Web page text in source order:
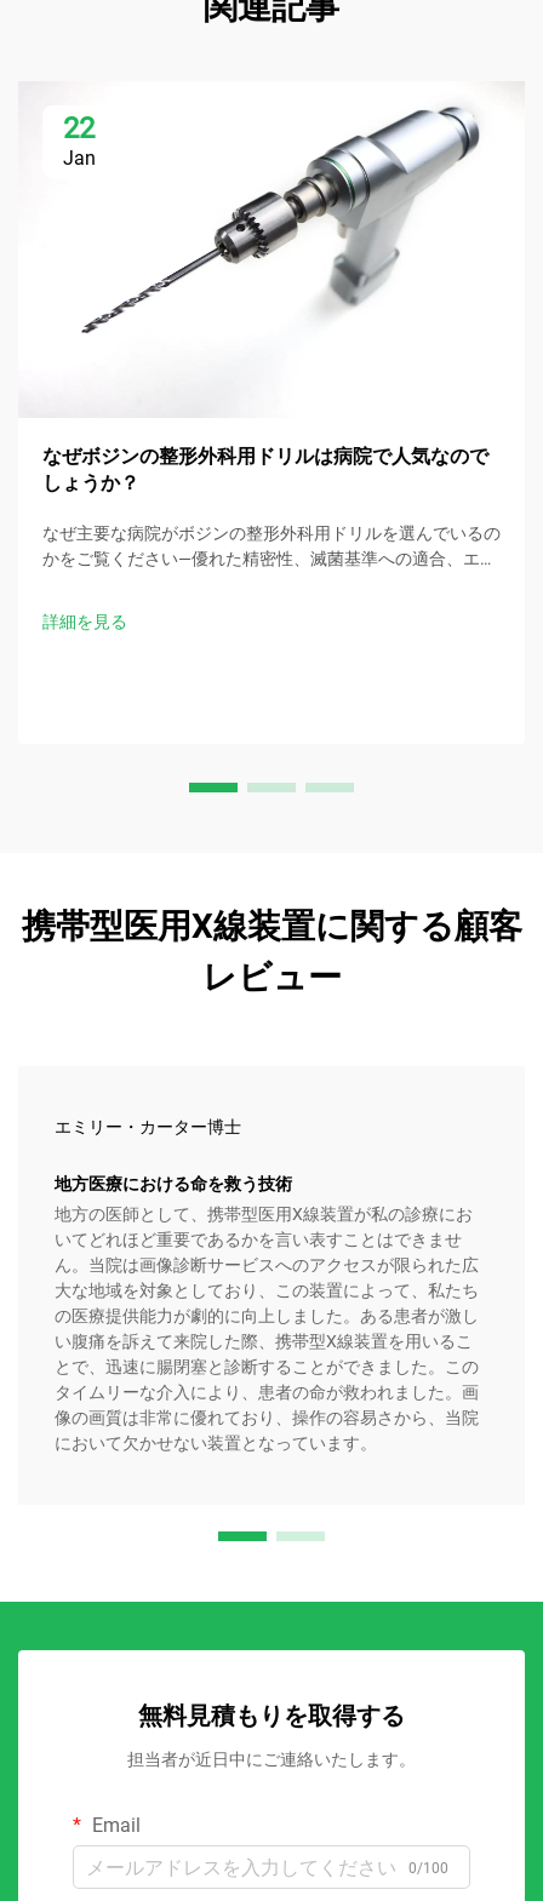
22
Jan
なぜボジンの整形外科用ドリルは病院で人気なので
しょうか？
なぜ主要な病院がボジンの整形外科用ドリルを選んでいるの
かをご覧ください—優れた精密性、滅菌基準への適合、エル
ぐ臨床仕様をお問い合わせください。
詳細を見る
携帯型医用X線装置に関する顧客
レビュー
エミリー・カーター博士
地方医療における命を救う技術
地方の医師として、携帯型医用X線装置が私の診療にお
いてどれほど重要であるかを言い表すことはできませ
ん。当院は画像診断サービスへのアクセスが限られた広
大な地域を対象としており、この装置によって、私たち
の医療提供能力が劇的に向上しました。ある患者が激し
い腹痛を訴えて来院した際、携帯型X線装置を用いるこ
とで、迅速に腸閉塞と診断することができました。この
タイムリーな介入により、患者の命が救われました。画
像の画質は非常に優れており、操作の容易さから、当院
において欠かせない装置となっています。
無料見積もりを取得する
担当者が近日中にご連絡いたします。
Email
0/100